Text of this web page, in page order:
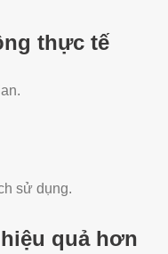
thực tế
sử dụng.
quả hơn